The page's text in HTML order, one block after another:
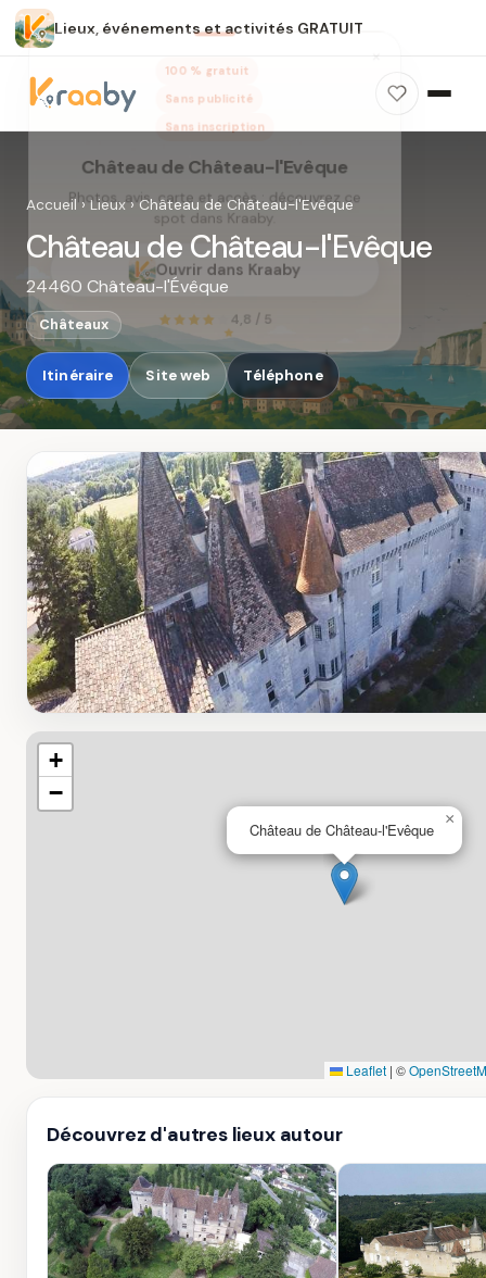
Lieux, événements et activités GRATUIT
Château de Château-l'Evêque
Photos, avis, carte et accès : découvrez ce
spot dans Kraaby.
Ouvrir dans Kraaby
4,8 / 5
Accueil›Lieux›Château de Château-l'Evêque
Château de Château-l'Evêque
24460 Château-l'Évêque
Châteaux
Itinéraire Site web Téléphone
Château de Château-l'Evêque
×
+
−
Leaflet | ©
Découvrez d'autres lieux autour